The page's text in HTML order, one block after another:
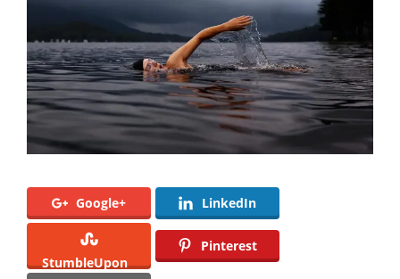
Google+ LinkedIn
StumbleUpon
Pinterest